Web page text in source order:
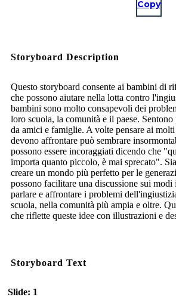
Copy
Storyboard Description
Questo storyboard consente ai bambini di
che possono aiutare nella lotta contro
bambini sono molto consapevoli dei
loro scuola, la comunità e il paese.
da amici e famiglie. A volte pensare ai
devono affrontare può sembrare
possono essere incoraggiati dicendo che
importa quanto piccolo, è mai sprecato".
creare un mondo più perfetto per le
possono facilitare una discussione sui
parlare e affrontare i problemi
scuola, nella comunità più ampia e oltre.
che riflette queste idee con illustrazioni e
Storyboard Text
Slide: 1